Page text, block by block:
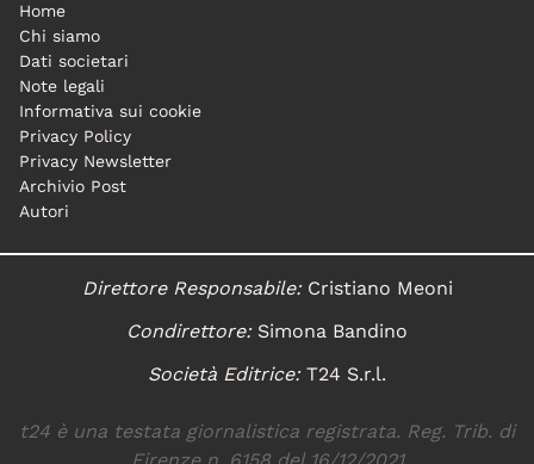
Home
Chi siamo
Dati societari
Note legali
Informativa sui cookie
Privacy Policy
Privacy Newsletter
Archivio Post
Autori
Direttore Responsabile:Cristiano Meoni
Condirettore:Simona Bandino
Società Editrice:T24 S.r.l.
t24 è una testata giornalistica registrata. Reg. Trib. di